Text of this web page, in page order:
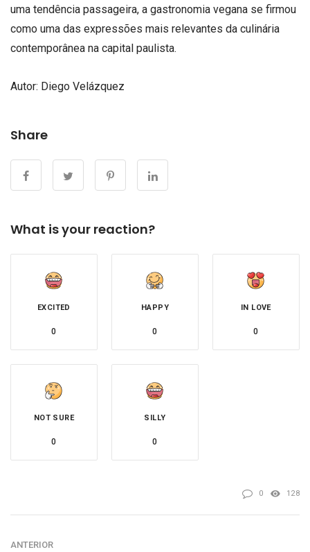
uma tendência passageira, a gastronomia vegana se firmou
como uma das expressões mais relevantes da culinária
contemporânea na capital paulista.
Autor: Diego Velázquez
Share
What is your reaction?
EXCITED
0
HAPPY
0
IN LOVE
0
NOT SURE
0
SILLY
0
0 128
ANTERIOR